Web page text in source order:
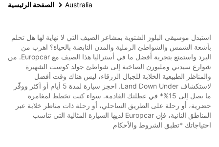
الصفحة الرئيسية Australia
استبدل موسيقى البلوز الشتوية بمشاعر الصيف التي لا نهاية لها هل تحلم
بأشعة الشمس والشواطئ الرملية والمدن النابضة بالحياة؟ اهرب من
البرد واستمتع بتجربة أفضل ما في أستراليا هذا الصيف مع Europcar. من
شوارع سيدني وملبورن الصاخبة إلى شواطئ جولد كوست الشهيرة
والمناظر الطبيعية الخلابة للجبال الزرقاء، ليس هناك وقت أفضل
لاستكشاف Land Down Under. احجز سيارة لمدة 5 أيام أو أكثر ووفّر
ما يصل إلى 15%* في عطلتك القادمة. سواء كنت تخطط لمغامرة
حضرية، أو رحلة على الطريق الساحلي، أو رحلة ذات مناظر خلابة عبر
المناطق النائية، فإن Europcar لديها السيارة المثالية التي تناسب
احتياجاتك *تطبق الشروط والأحكام